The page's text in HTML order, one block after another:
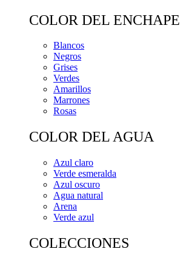
COLOR DEL ENCHAPE
Blancos
Negros
Grises
Verdes
Amarillos
Marrones
Rosas
COLOR DEL AGUA
Azul claro
Verde esmeralda
Azul oscuro
Agua natural
Arena
Verde azul
COLECCIONES